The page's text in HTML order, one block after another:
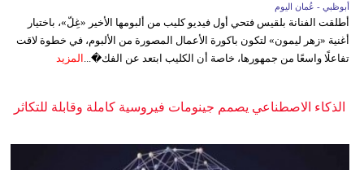
أبوظبي - عُمان اليوم
أطلقت الفنانة بلقيس فتحي أول فيديو كليب من ألبومها الأخير «غِلّ»، باختيار
أغنية «زهر ليمون» لتكون باكورة الأعمال المصورة من الألبوم، في خطوة لاقت
تفاعلًا واسعًا من جمهورها، خاصة أن الكليب ابتعد عن الفك�...
المزيد
الذكاء الاصطناعي يصمم جينومات فيروسية كاملة وقابلة للتكاثر